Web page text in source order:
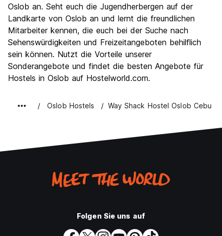
Oslob an. Seht euch die Jugendherbergen auf der
Landkarte von Oslob an und lernt die freundlichen
Mitarbeiter kennen, die euch bei der Suche nach
Sehenswürdigkeiten und Freizeitangeboten behilflich
sein können. Nutzt die Vorteile unserer
Sonderangebote und findet die besten Angebote für
Hostels in Oslob auf Hostelworld.com.
Oslob Hostels Way Shack Hostel Oslob Cebu
Folgen Sie uns auf